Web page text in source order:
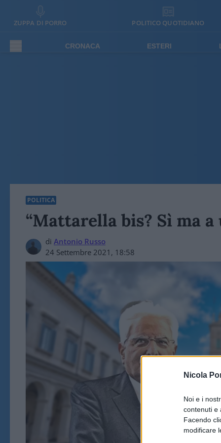
Nicola
Noi e i
contenuti e
Facendo
modificare
ZUPPA DI PORRO POLITICO QUOTIDIANO
CRONACA ESTERI
POLITICA
“Mattarella bis? Sì ma
di Antonio Russo
24 Settembre 2021, 18:58